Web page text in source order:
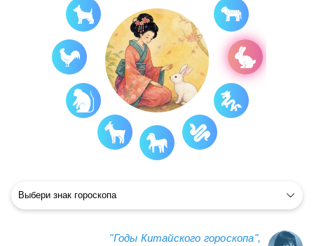
"Годы Китайского гороскопа",